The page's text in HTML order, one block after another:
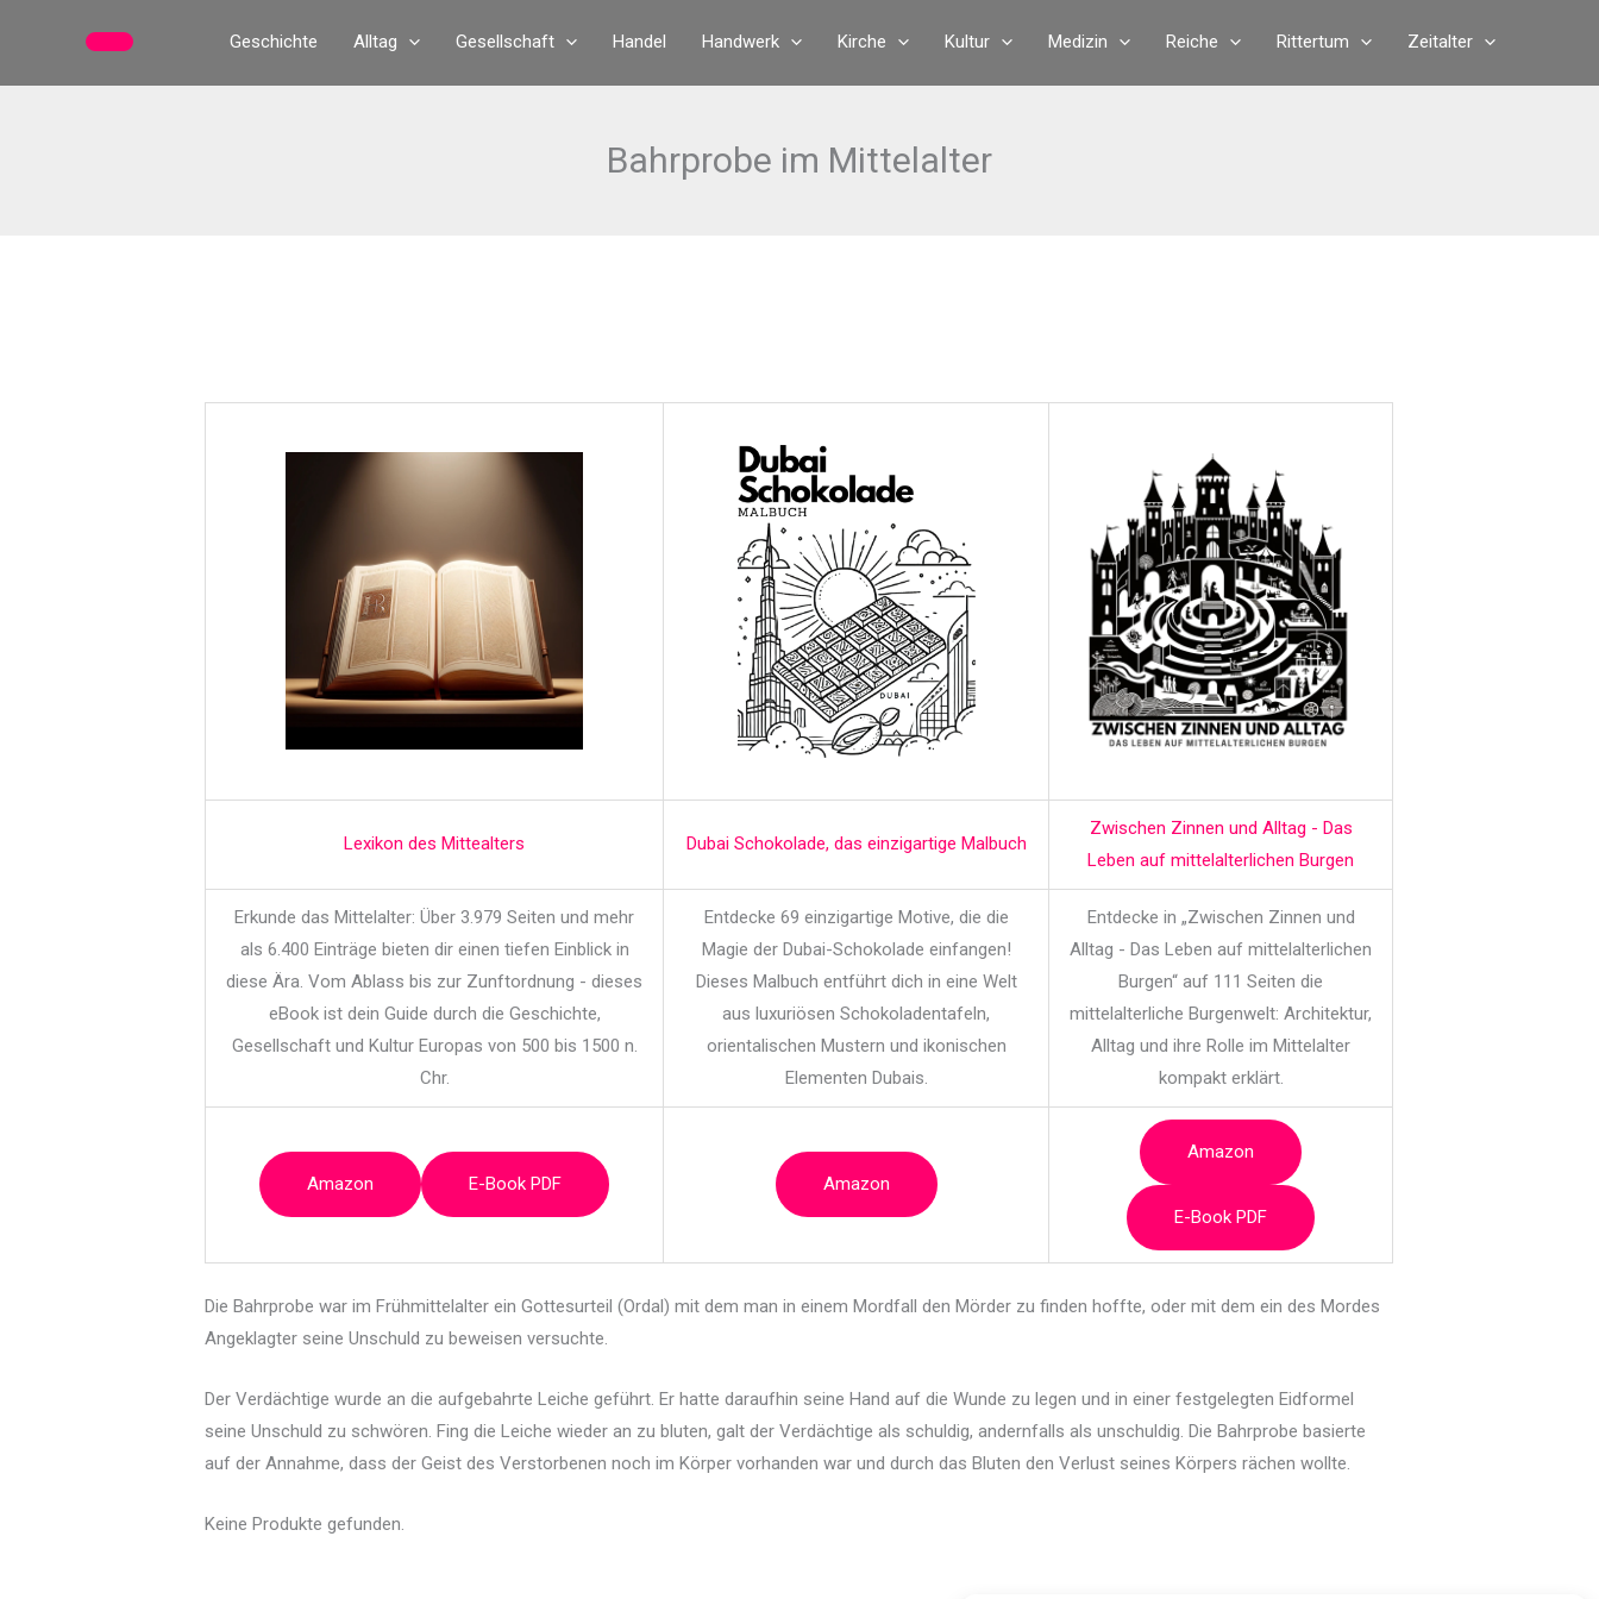
Geschichte Alltag Gesellschaft Handel Handwerk Kirche Kultur Medizin Reiche Rittertum Zeitalter
Bahrprobe im Mittelalter
Lexikon des Mittealters Dubai Schokolade, das einzigartige Malbuch
Zwischen Zinnen und Alltag - Das
Leben auf mittelalterlichen Burgen
Erkunde das Mittelalter: Über 3.979 Seiten und mehr
als 6.400 Einträge bieten dir einen tiefen Einblick in
diese Ära. Vom Ablass bis zur Zunftordnung - dieses
eBook ist dein Guide durch die Geschichte,
Gesellschaft und Kultur Europas von 500 bis 1500 n.
Chr.
Entdecke 69 einzigartige Motive, die die
Magie der Dubai-Schokolade einfangen!
Dieses Malbuch entführt dich in eine Welt
aus luxuriösen Schokoladentafeln,
orientalischen Mustern und ikonischen
Elementen Dubais.
Entdecke in „Zwischen Zinnen und
Alltag - Das Leben auf mittelalterlichen
Burgen“ auf 111 Seiten die
mittelalterliche Burgenwelt: Architektur,
Alltag und ihre Rolle im Mittelalter
kompakt erklärt.
Amazon E-Book PDF Amazon
Amazon
E-Book PDF
Die Bahrprobe war im Frühmittelalter ein Gottesurteil (Ordal) mit dem man in einem Mordfall den Mörder zu finden hoffte, oder mit dem ein des Mordes
Angeklagter seine Unschuld zu beweisen versuchte.
Der Verdächtige wurde an die aufgebahrte Leiche geführt. Er hatte daraufhin seine Hand auf die Wunde zu legen und in einer festgelegten Eidformel
seine Unschuld zu schwören. Fing die Leiche wieder an zu bluten, galt der Verdächtige als schuldig, andernfalls als unschuldig. Die Bahrprobe basierte
auf der Annahme, dass der Geist des Verstorbenen noch im Körper vorhanden war und durch das Bluten den Verlust seines Körpers rächen wollte.
Keine Produkte gefunden.